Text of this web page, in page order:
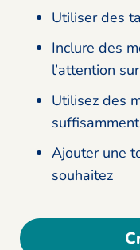
Utiliser des
Inclure des
l’attention
Utilisez des
suffisamment
Ajouter une
souhaitez